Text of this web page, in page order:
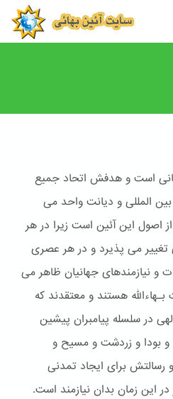
است و هدفش اتحاد جمیع
بین المللی و دیانت واحد می
اصول این آئین است زیرا در هر
می پذیرد و در هر عصری
و نیازمندهای جهانیان ظاهر می
هستند و معتقدند که
در سلسله پیامبران پیشین
بودا و زردشت و مسیح و
برای ایجاد تمدنی
این زمان بدان نیازمند است.